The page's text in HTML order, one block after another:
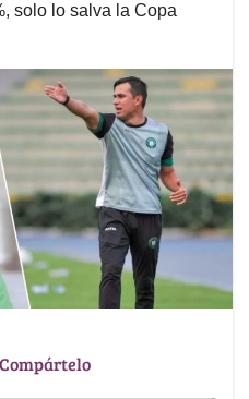
solo lo salva la Copa
Compártelo